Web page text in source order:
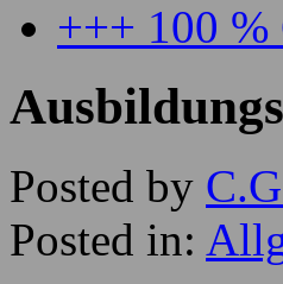
+++ 100 %
Posted by
Posted in: